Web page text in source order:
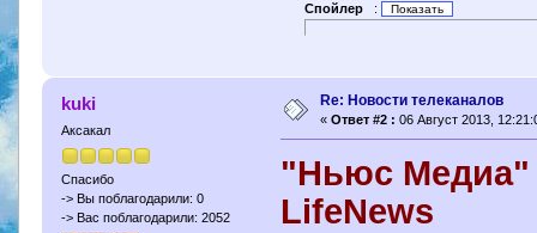
Спойлер :
kuki
Аксакал
Спасибо
-> Вы поблагодарили: 0
-> Вас поблагодарили: 2052
Re: Новости телеканалов
« Ответ #2 : 06 Август 2013,
"Ньюс Медиа"
LifeNews